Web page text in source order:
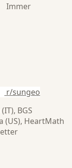
Immer
r/sungeo
BGS
(US), HeartMath